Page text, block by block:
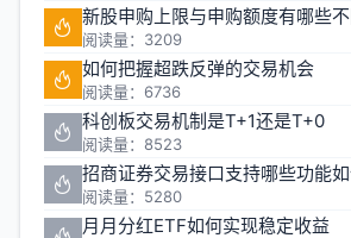
新股申购上限与申购额度有哪些
阅读量：3209
如何把握超跌反弹的交易机会
阅读量：6736
科创板交易机制是T+1还是T+0
阅读量：8523
招商证券交易接口支持哪些功能
阅读量：5280
月月分红ETF如何实现稳定收益